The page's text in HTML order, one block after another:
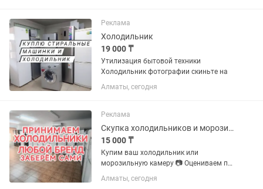
Реклама
Холодильник
19 000 ₸
Утилизация бытовой техники
Холодильник фотографии скиньте на
Алматы, сегодня
Реклама
Скупка холодильников и морозильных камер
15 000 ₸
Купим ваш холодильник или
морозильную камеру 📷 Оцениваем по
фото 🚚 Заберем и увезем сами 💵
Деньги сразу Пишите или звоните
Алматы, сегодня